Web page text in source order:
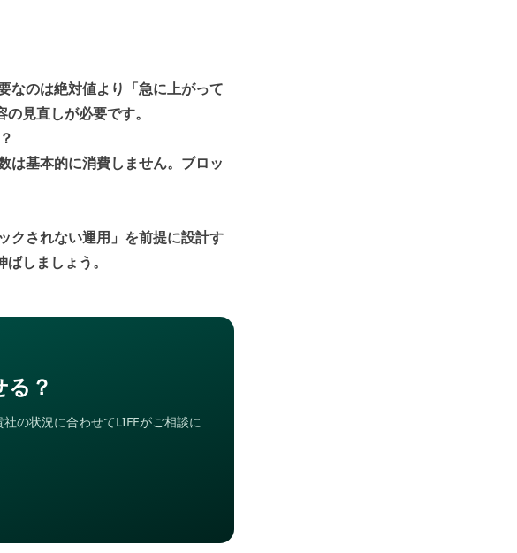
なのは絶対値より「急に上がって
見直しが必要です。
は基本的に消費しません。ブロッ
クされない運用」を前提に設計す
しましょう。
？
の状況に合わせてLIFEがご相談に